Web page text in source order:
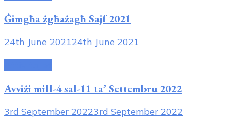
Ġimgħa żgħażagħ Sajf 2021
24th June 202124th June 2021
Avviżi mill-4 sal-11 ta’ Settembru 2022
3rd September 20223rd September 2022